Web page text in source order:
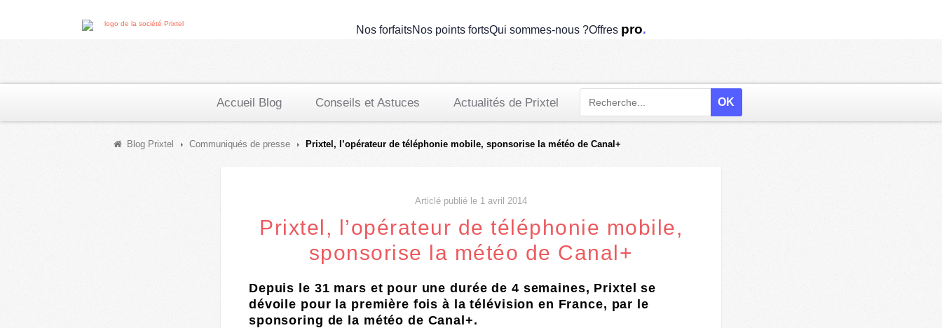
Nos forfaitsNos points fortsQui sommes-nous ?Offres pro.
Accueil Blog Conseils et Astuces Actualités de Prixtel
Blog Prixtel Communiqués de presse Prixtel, l’opérateur de téléphonie mobile, sponsorise la météo de Canal+
Articlé publié le 1 avril 2014
Prixtel, l’opérateur de téléphonie mobile,
sponsorise la météo de Canal+
Depuis le 31 mars et pour une durée de 4 semaines, Prixtel se
dévoile pour la première fois à la télévision en France, par le
sponsoring de la météo de Canal+.